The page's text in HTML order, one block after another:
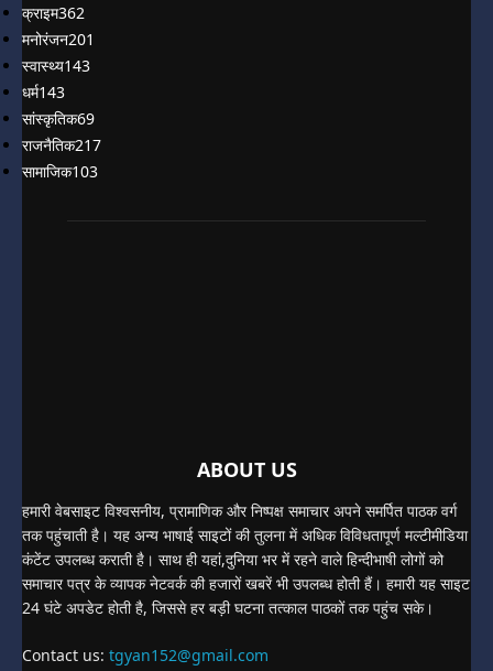
क्राइम362
मनोरंजन201
स्वास्थ्य143
धर्म143
सांस्कृतिक69
राजनैतिक217
सामाजिक103
ABOUT US
हमारी वेबसाइट विश्वसनीय, प्रामाणिक और निष्पक्ष समाचार अपने समर्पित पाठक वर्ग
तक पहुंचाती है। यह अन्य भाषाई साइटों की तुलना में अधिक विविधतापूर्ण मल्टीमीडिया
कंटेंट उपलब्ध कराती है। साथ ही यहां,दुनिया भर में रहने वाले हिन्दीभाषी लोगों को
समाचार पत्र के व्यापक नेटवर्क की हजारों खबरें भी उपलब्ध होती हैं। हमारी यह साइट
24 घंटे अपडेट होती है, जिससे हर बड़ी घटना तत्काल पाठकों तक पहुंच सके।
Contact us: tgyan152@gmail.com